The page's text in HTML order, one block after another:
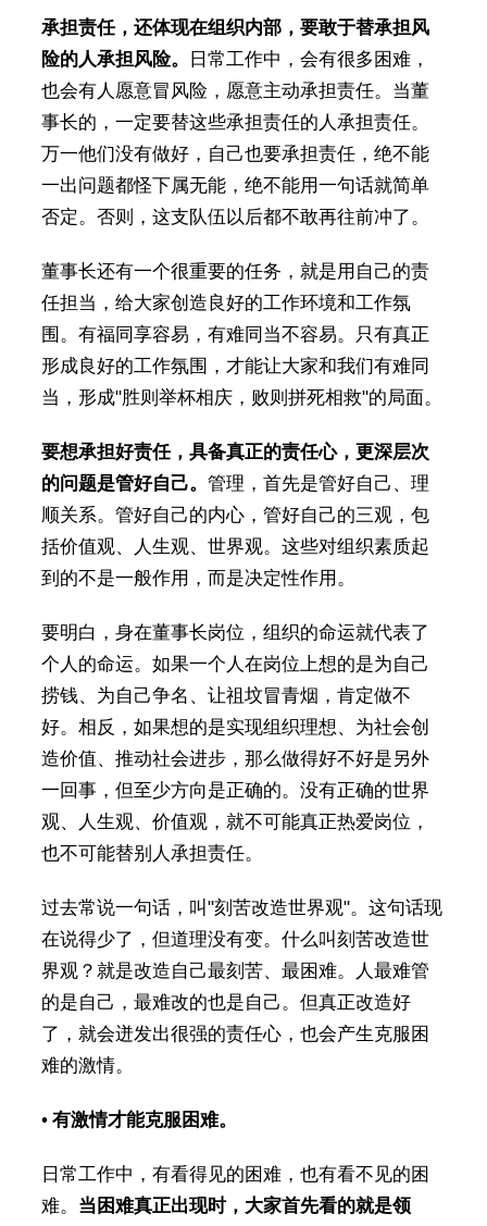
承担责任，还体现在组织内部，要敢于替承担风
险的人承担风险。
日常工作中，会有很多困难，
也会有人愿意冒风险，愿意主动承担责任。当董
事长的，一定要替这些承担责任的人承担责任。
万一他们没有做好，自己也要承担责任，绝不能
一出问题都怪下属无能，绝不能用一句话就简单
否定。否则，这支队伍以后都不敢再往前冲了。
董事长还有一个很重要的任务，就是用自己的责
任担当，给大家创造良好的工作环境和工作氛
围。有福同享容易，有难同当不容易。只有真正
形成良好的工作氛围，才能让大家和我们有难同
当，形成"胜则举杯相庆，败则拼死相救"的局面。
要想承担好责任，具备真正的责任心，更深层次
的问题是管好自己。 管理，首先是管好自己、理
顺关系。管好自己的内心，管好自己的三观，包
括价值观、人生观、世界观。这些对组织素质起
到的不是一般作用，而是决定性作用。
要明白，身在董事长岗位，组织的命运就代表了
个人的命运。如果一个人在岗位上想的是为自己
捞钱、为自己争名、让祖坟冒青烟，肯定做不
好。相反，如果想的是实现组织理想、为社会创
造价值、推动社会进步，那么做得好不好是另外
一回事，但至少方向是正确的。没有正确的世界
观、人生观、价值观，就不可能真正热爱岗位，
也不可能替别人承担责任。
过去常说一句话，叫"刻苦改造世界观"。这句话现
在说得少了，但道理没有变。什么叫刻苦改造世
界观？就是改造自己最刻苦、最困难。人最难管
的是自己，最难改的也是自己。但真正改造好
了，就会迸发出很强的责任心，也会产生克服困
难的激情。
• 有激情才能克服困难。
日常工作中，有看得见的困难，也有看不见的困
难。 当困难真正出现时，大家首先看的就是领